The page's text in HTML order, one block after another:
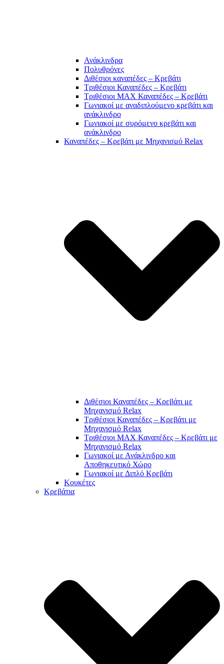
Ανάκλινδρα
Πολυθρόνες
Διθέσιοι καναπέδες – Κρεβάτι
Τριθέσιοι Καναπέδες – Κρεβάτι
Τριθέσιοι MAX Καναπέδες – Κρεβάτι
Γωνιακοί με αναδιπλούμενο κρεβάτι και
ανάκλινδρο
Γωνιακοί με συρόμενο κρεβάτι και
ανάκλινδρο
Καναπέδες – Κρεβάτι με Μηχανισμό Relax
Διθέσιοι Καναπέδες – Κρεβάτι με
Μηχανισμό Relax
Τριθέσιοι Καναπέδες – Κρεβάτι με
Μηχανισμό Relax
Τριθέσιοι MAX Καναπέδες – Κρεβάτι με
Μηχανισμό Relax
Γωνιακοί με Ανάκλινδρο και
Αποθηκευτικό Χώρο
Γωνιακοί με Διπλό Κρεβάτι
Κουκέτες
Κρεβάτια